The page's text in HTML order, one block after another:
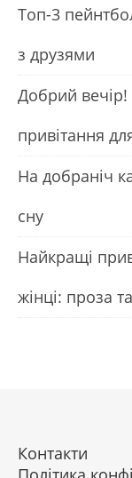
Топ-3
з друзями
Добрий
привітання
На добраніч
сну
Найкращі
жінці: проза
Контакти